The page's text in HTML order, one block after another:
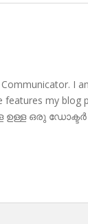
I
features my blog
ഉള്ള ഒരു